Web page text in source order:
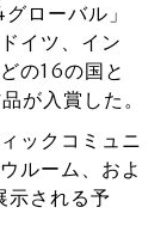
ローバル」
イツ、イン
の16の国と
が入賞した。
ックコミュニ
ルーム、およ
示される予